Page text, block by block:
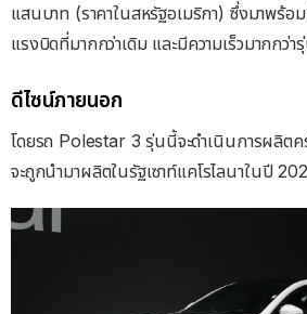
แสนบาท (ราคาในสหรัฐอเมริกา) ซึ่งมาพร้อ
แรงบิดที่มากกว่าเดิม และมีความเร็วมากกว่
ดีไซน์ภายนอก
โดยรถ Polestar 3 รุ่นนี้จะดำเนินการผลิตค
จะถูกนำมาผลิตในรัฐเซาท์แคโรไลนาในปี